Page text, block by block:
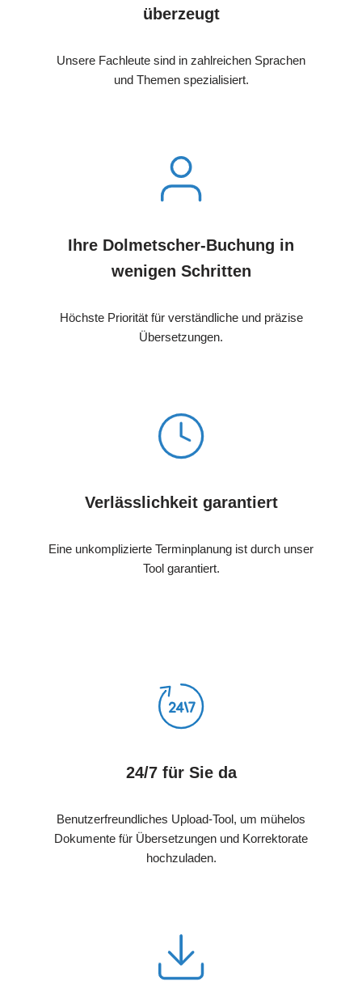
überzeugt
Unsere Fachleute sind in zahlreichen Sprachen
und Themen spezialisiert.
Ihre Dolmetscher-Buchung in
wenigen Schritten
Höchste Priorität für verständliche und präzise
Übersetzungen.
Verlässlichkeit garantiert
Eine unkomplizierte Terminplanung ist durch unser
Tool garantiert.
24/7 für Sie da
Benutzerfreundliches Upload-Tool, um mühelos
Dokumente für Übersetzungen und Korrektorate
hochzuladen.